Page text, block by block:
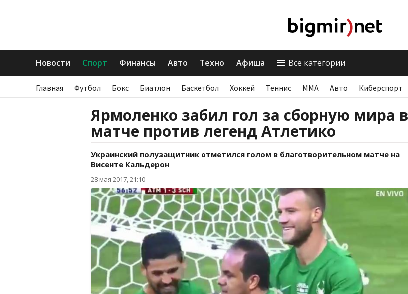
Новости Спорт Финансы Авто Техно Афиша Все категории
Главная Футбол Бокс Биатлон Баскетбол Хоккей Теннис ММА Авто Киберспорт
Ярмоленко забил гол за сборную мира в
матче против легенд Атлетико
Украинский полузащитник отметился голом в благотворительном матче на
Висенте Кальдерон
28 мая 2017, 21:10